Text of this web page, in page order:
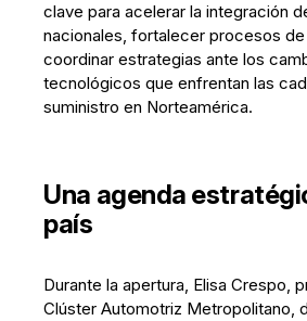
clave para acelerar la integración
nacionales, fortalecer procesos
coordinar estrategias ante los
tecnológicos que enfrentan las
suministro en Norteamérica.
Una agenda
país
Durante la apertura, Elisa Crespo,
Clúster Automotriz Metropolitano,